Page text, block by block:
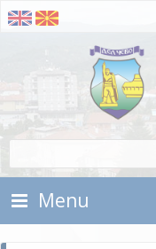
Skip To Content
Municipality of Delchevo
Menu